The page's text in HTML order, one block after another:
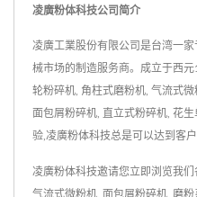
凌廣粉体科技公司简介
凌廣工業股份有限公司是台湾一
械市场的制造服务商。成立于西
轮粉碎机, 角柱式磨粉机, 气流式
面包屑粉碎机, 直立式粉碎机, 花
验,凌廣粉体科技总是可以达到客户
凌廣粉体科技邀请您立即浏览我
气流式微粉机, 面包屑粉碎机, 磨粉